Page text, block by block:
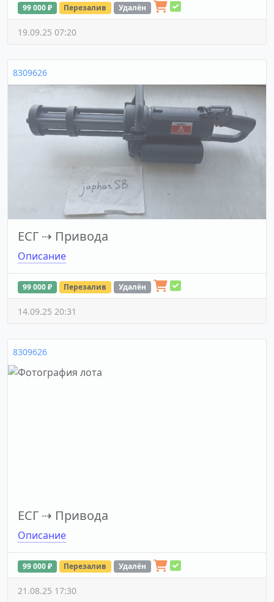
99 000 ₽ Перезалив Удалён
19.09.25 07:20
8309626
ЕСГ ⇢ Привода
Описание
99 000 ₽ Перезалив Удалён
14.09.25 20:31
8309626
ЕСГ ⇢ Привода
Описание
99 000 ₽ Перезалив Удалён
21.08.25 17:30